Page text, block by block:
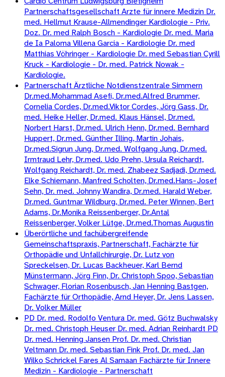
Partnerschaftsgesellschaft Arzte für innere Medizin Dr.
med. Hellmut Krause-Allmendinger Kardiologie - Priv.
Doz. Dr. med Ralph Bosch - Kardiologie Dr. med. Maria
de Ia Paloma Villena Garcia - Kardiologie Dr. med
Matthias Vöhringer - Kardiologie Dr. med Sebastian Cyrill
Kruck - Kardiologie - Dr. med. Patrick Nowak -
Kardiologie.
Partnerschaft Ärztliche Notdienstzentrale Simmern
Dr.med.Mohammad Asefi, Dr.med.Alfred Brummer,
Cornelia Cordes, Dr.med.Viktor Cordes, Jörg Gass, Dr.
med. Heike Heller, Dr.med. Klaus Hänsel, Dr.med.
Norbert Harst, Dr.med. Ulrich Henn, Dr.med. Bernhard
Huppert, Dr.med. Günther Illing, Martin Johais,
Dr.med.Sigrun Jung, Dr.med. Wolfgang Jung, Dr.med.
Irmtraud Lehr, Dr.med. Udo Prehn, Ursula Reichardt,
Wolfgang Reichardt, Dr. med. Zhabeez Sadjadi, Dr.med.
Elke Schiemann, Manfred Scholten, Dr.med.Hans-Josef
Sehn, Dr. med. Johnny Wandira, Dr.med. Harald Weber,
Dr.med. Guntmar Wildburg, Dr.med. Peter Winnen, Bert
Adams, Dr.Monika Reissenberger, Dr.Antal
Reissenberger, Volker Lütge, Dr.med.Thomas Augustin
Überörtliche und fachübergreifende
Gemeinschaftspraxis, Partnerschaft, Fachärzte für
Orthopädie und Unfallchirurgie, Dr. Lutz von
Spreckelsen, Dr. Lucas Backheuer, Karl Bernd
Münstermann, Jörg Finn, Dr. Christoph Spoo, Sebastian
Schwager, Florian Rosenbusch, Jan Henning Bastgen,
Fachärzte für Orthopädie, Arnd Heyer, Dr. Jens Lassen,
Dr. Volker Müller
PD Dr. med. Rodolfo Ventura Dr. med. Götz Buchwalsky
Dr. med. Christoph Heuser Dr. med. Adrian Reinhardt PD
Dr. med. Henning Jansen Prof. Dr. med. Christian
Veltmann Dr. med. Sebastian Fink Prof. Dr. med. Jan
Wilko Schrickel Fares Al Samaan Fachärzte für Innere
Medizin - Kardiologie - Partnerschaft